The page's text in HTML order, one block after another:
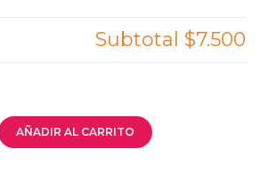
Subtotal $7.500
AÑADIR AL CARRITO